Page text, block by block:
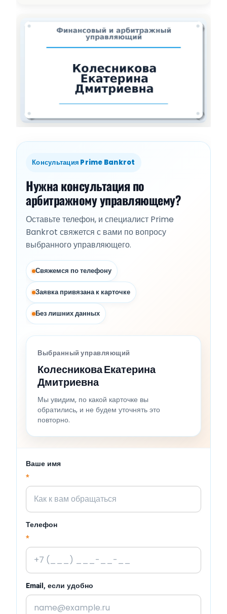
Консультация Prime Bankrot
Нужна консультация по
арбитражному управляющему?
Оставьте телефон, и специалист Prime
Bankrot свяжется с вами по вопросу
выбранного управляющего.
Свяжемся по телефону
Заявка привязана к карточке
Без лишних данных
Выбранный управляющий
Колесникова Екатерина
Дмитриевна
Мы увидим, по какой карточке вы
обратились, и не будем уточнять это
повторно.
Ваше имя
*
Телефон
*
Email, если удобно